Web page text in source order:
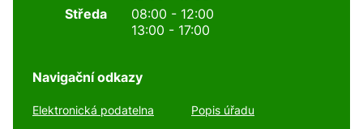
Středa
08:00 - 12:00
13:00 - 17:00
Navigační odkazy
Elektronická podatelna Popis úřadu